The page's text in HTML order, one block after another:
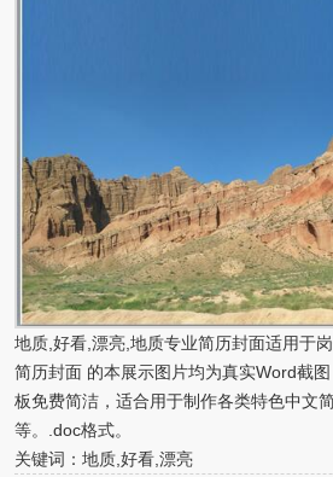
地质,好看,漂亮,地质专业简历封面适用于
简历封面 的本展示图片均为真实Word截
板免费简洁，适合用于制作各类特色中文
等。.doc格式。
关键词：地质,好看,漂亮